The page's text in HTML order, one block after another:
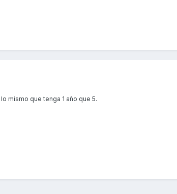
mismo que tenga 1 año que 5.